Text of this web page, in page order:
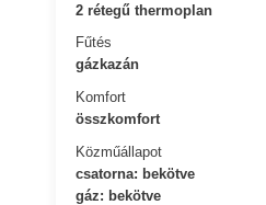
2 rétegű thermoplan
Fűtés
gázkazán
Komfort
összkomfort
Közműállapot
csatorna: bekötve
gáz: bekötve